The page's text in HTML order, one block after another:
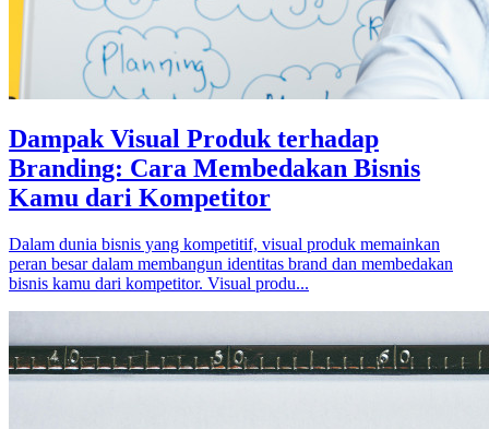
Dampak Visual Produk terhadap
Branding: Cara Membedakan Bisnis
Kamu dari Kompetitor
Dalam dunia bisnis yang kompetitif, visual produk memainkan
peran besar dalam membangun identitas brand dan membedakan
bisnis kamu dari kompetitor. Visual produ...